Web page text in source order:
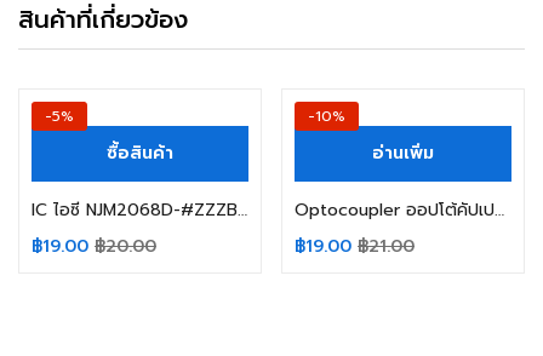
สินค้าที่เกี่ยวข้อง
-5%
ซื้อสินค้า
IC ไอซี NJM2068D-#ZZZB DIP-8 NJR/JRC/NISSHINBO NJM2068D NJM2068 2068D
฿19.00 ฿20.00
-10%
อ่านเพิ่ม
Optocoupler ออปโต้คัปเปลอร์ MOC3023 DIP-6 LITE-ON
฿19.00 ฿21.00